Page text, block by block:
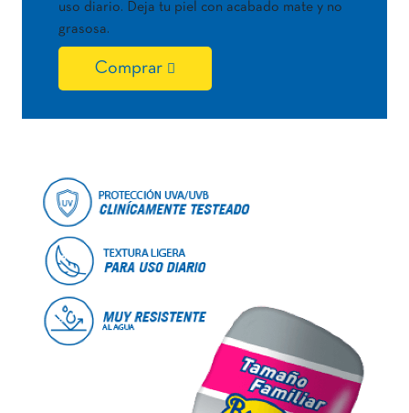
uso diario. Deja tu piel con acabado mate y no
grasosa.
Comprar